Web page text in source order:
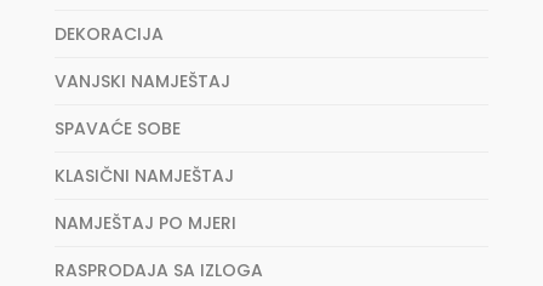
DEKORACIJA
VANJSKI NAMJEŠTAJ
SPAVAĆE SOBE
KLASIČNI NAMJEŠTAJ
NAMJEŠTAJ PO MJERI
RASPRODAJA SA IZLOGA